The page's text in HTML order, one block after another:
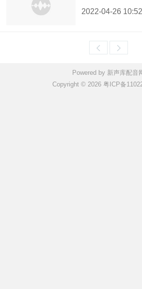
2022-04-26
Powered by 新声库配音
Copyright © 2026 粤ICP备